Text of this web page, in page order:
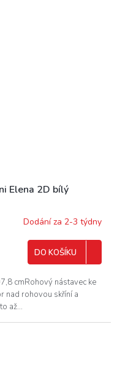
Elena 2D bílý
Dodání za 2-3 týdny
DO KOŠÍKU
cmRohový nástavec ke
nad rohovou skříní a
až...